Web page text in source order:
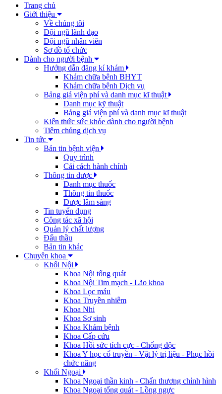
Trang chủ
Giới thiệu
Về chúng tôi
Đội ngũ lãnh đạo
Đội ngũ nhân viên
Sơ đồ tổ chức
Dành cho người bệnh
Hướng dẫn đăng kí khám
Khám chữa bệnh BHYT
Khám chữa bệnh Dịch vụ
Bảng giá viện phí và danh mục kĩ thuật
Danh mục kỹ thuật
Bảng giá viện phí và danh mục kĩ thuật
Kiến thức sức khỏe dành cho người bệnh
Tiêm chủng dịch vụ
Tin tức
Bản tin bệnh viện
Quy trình
Cải cách hành chính
Thông tin dược
Danh mục thuốc
Thông tin thuốc
Dược lâm sàng
Tin tuyển dụng
Công tác xã hội
Quản lý chất lượng
Đấu thầu
Bản tin khác
Chuyên khoa
Khối Nội
Khoa Nội tổng quát
Khoa Nội Tim mạch - Lão khoa
Khoa Lọc máu
Khoa Truyền nhiễm
Khoa Nhi
Khoa Sơ sinh
Khoa Khám bệnh
Khoa Cấp cứu
Khoa Hồi sức tích cực - Chống độc
Khoa Y học cổ truyền - Vật lý trị liệu - Phục hồi
chức năng
Khối Ngoại
Khoa Ngoại thần kinh - Chấn thương chỉnh hình
Khoa Ngoại tổng quát - Lồng ngực